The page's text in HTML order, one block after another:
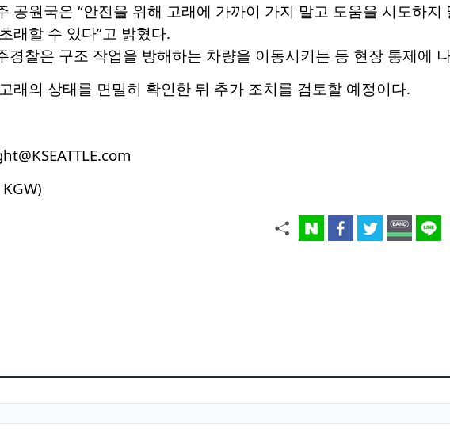
공원국은 “안전을 위해 고래에 가까이 가지 말고 도움을 시도하
래할 수 있다”고 밝혔다.
경찰은 구조 작업을 방해하는 차량을 이동시키는 등 현장 통제에
래의 상태를 면밀히 확인한 뒤 추가 조치를 검토할 예정이다.